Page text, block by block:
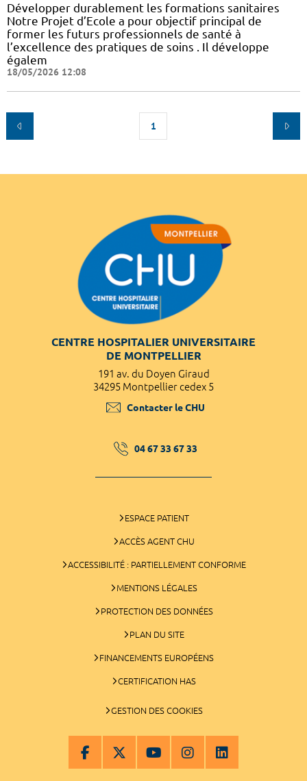
Développer durablement les formations sanitaires
Notre Projet d’Ecole a pour objectif principal de
former les futurs professionnels de santé à
l’excellence des pratiques de soins . Il développe
égalem
18/05/2026 12:08
1
CENTRE HOSPITALIER UNIVERSITAIRE
DE MONTPELLIER
191 av. du Doyen Giraud
34295 Montpellier cedex 5
Contacter le CHU
04 67 33 67 33
ESPACE PATIENT
ACCÈS AGENT CHU
ACCESSIBILITÉ : PARTIELLEMENT CONFORME
MENTIONS LÉGALES
PROTECTION DES DONNÉES
PLAN DU SITE
FINANCEMENTS EUROPÉENS
CERTIFICATION HAS
GESTION DES COOKIES